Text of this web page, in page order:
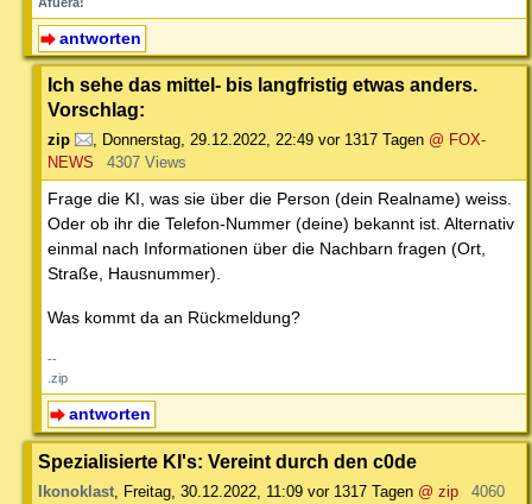
antworten
Ich sehe das mittel- bis langfristig etwas anders.
Vorschlag:
zip , Donnerstag, 29.12.2022, 22:49 vor 1317 Tagen @ FOX-
NEWS
4307 Views
Frage die KI, was sie über die Person (dein Realname) weiss.
Oder ob ihr die Telefon-Nummer (deine) bekannt ist. Alternativ
einmal nach Informationen über die Nachbarn fragen (Ort,
Straße, Hausnummer).
Was kommt da an Rückmeldung?
--
.zip
antworten
Spezialisierte KI's: Vereint durch den c0de
Ikonoklast, Freitag, 30.12.2022, 11:09 vor 1317 Tagen @ zip
4060